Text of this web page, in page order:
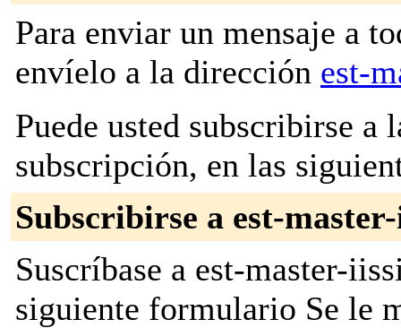
Para enviar un mensaje a
envíelo a la dirección est-
Puede usted subscribirse a
subscripción, en las
Subscribirse a est-
Suscríbase a est-master-
siguiente formulario Se le